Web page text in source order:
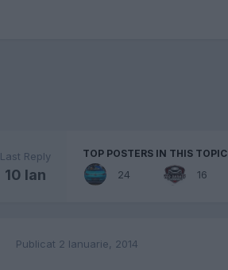
Last Reply
10 Ian
TOP POSTERS IN THIS TOPIC
24 16
Publicat 2 Ianuarie, 2014